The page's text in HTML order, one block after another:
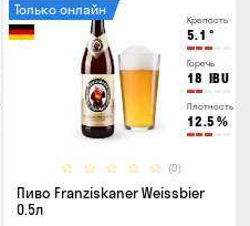
Крепость
5.1 °
Горечь
18 IBU
Плотность
12.5 %
(0)
Только онлайн
Пиво Franziskaner Weissbier
0.5л